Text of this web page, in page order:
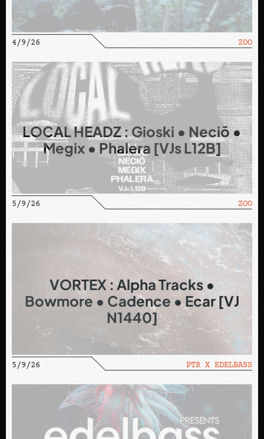
4/9/26 ZOO
LOCAL HEADZ : Gioski • Neciō •
Megix • Phalera [VJs L12B]
5/9/26 ZOO
VORTEX : Alpha Tracks •
Bowmore • Cadence • Ecar [VJ
N1440]
5/9/26 PTR X EDELBASS